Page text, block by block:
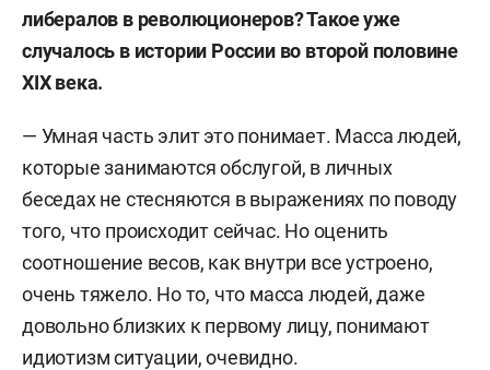
либералов в революционеров? Такое уже
случалось в истории России во второй половине
XIX века.
— Умная часть элит это понимает. Масса людей,
которые занимаются обслугой, в личных
беседах не стесняются в выражениях по поводу
того, что происходит сейчас. Но оценить
соотношение весов, как внутри все устроено,
очень тяжело. Но то, что масса людей, даже
довольно близких к первому лицу, понимают
идиотизм ситуации, очевидно.